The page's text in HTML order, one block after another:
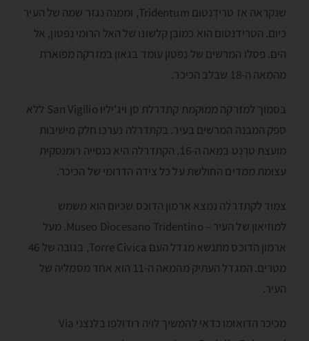
שנקראה אז טרידֶנְטום Tridentum, וממנה נגזר שמה של העיר
כיום. הטרידנטום הוא כמובן קלשונו של האל הרומי נֶפּטון, אל
הים. פסלו המרשים של נֶפּטון עומד בגאון במזרקה מפוארת
מהמאה ה-18 שבלב הכיכר.
בסמוך למזרקה ממוקמת קתדרלת סן ויג'ילְיו San Vigilio ללא
ספק המבנה המרשים בעיר. בקתדרלה נערכו חלק מישיבות
מועצת טְרֶנְט במאה ה-16. הקתדרלה היא כנסייה רומנסקית
עצומת ממדים החולשת על כל צידה הדרומי של הכיכר.
צמוד לקתדרלה נמצא ארמון הדוכס שכיום הוא משמש
למוזיאון של העיר – Museo Diocesano Tridentino. מעל
ארמון הדוכס מתנשא מגדל העם Torre Civica, בגובה של 46
מטרים. המגדל העתיק מהמאה ה-11 הוא אחד מסמליה של
העיר.
מכיכר הדואומו כדאי להמשיך לויה רודולפו בלנצני Via